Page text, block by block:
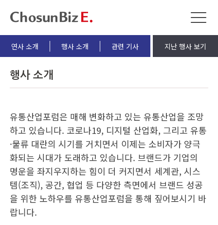
연사 소개 행사 소개 관련 기사 지난 행사 보기
행사 소개
유통산업포럼은 매해 변화하고 있는 유통산업을 조망
하고 있습니다. 코로나19, 디지털 산업화, 그리고 유통
·물류 대란의 시기를 거치면서 이제는 소비자가 양극
화되는 시대가 도래하고 있습니다. 브랜드가 기업의
명운을 좌지우지하는 힘이 더 커지면서 세계관, 시스
템(조직), 공간, 협업 등 다양한 측면에서 브랜드 성공
을 위한 노하우를 유통산업포럼을 통해 짚어보시기 바
랍니다.